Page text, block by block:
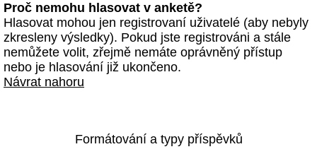
Proč nemohu hlasovat v anketě?
Hlasovat mohou jen registrovaní uživatelé (aby nebyly
zkresleny výsledky). Pokud jste registrováni a stále
nemůžete volit, zřejmě nemáte oprávněný přístup
nebo je hlasování již ukončeno.
Návrat nahoru
Formátování a typy příspěvků